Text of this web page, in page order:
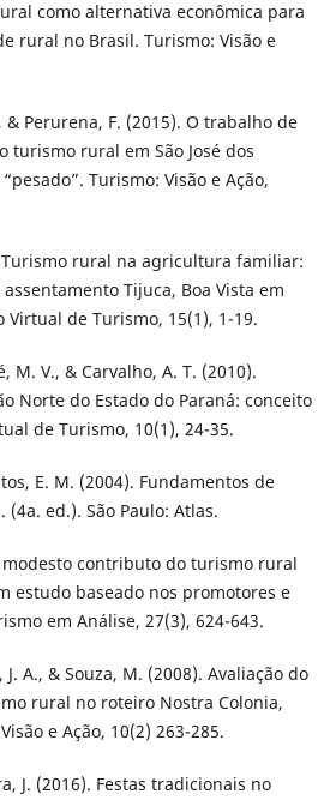
como alternativa econômica para
rural no Brasil. Turismo: Visão e
& Perurena, F. (2015). O trabalho de
turismo rural em São José dos
Turismo: Visão e Ação,
Turismo rural na agricultura familiar:
Tijuca, Boa Vista em
Virtual de Turismo, 15(1), 1-19.
M. V., & Carvalho, A. T. (2010).
Norte do Estado do Paraná: conceito
de Turismo, 10(1), 24-35.
E. M. (2004). Fundamentos de
ed.). São Paulo: Atlas.
modesto contributo do turismo rural
estudo baseado nos promotores e
em Análise, 27(3), 624-643.
A., & Souza, M. (2008). Avaliação do
rural no roteiro Nostra Colonia,
e Ação, 10(2) 263-285.
J. (2016). Festas tradicionais no